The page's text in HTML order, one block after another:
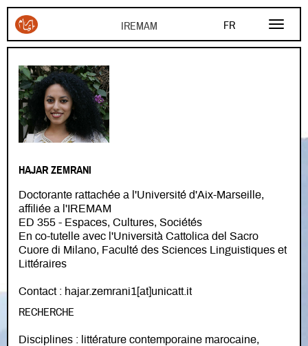
FR
EN
Aller au contenu principal
HAJAR ZEMRANI
Doctorante rattachée a l'Université d'Aix-Marseille,
affiliée a l'IREMAM
ED 355 - Espaces, Cultures, Sociétés
En co-tutelle avec l'Università Cattolica del Sacro
Cuore di Milano, Faculté des Sciences Linguistiques et
Littéraires
Contact : hajar.zemrani1[at]unicatt.it
RECHERCHE
Disciplines : littérature contemporaine marocaine,